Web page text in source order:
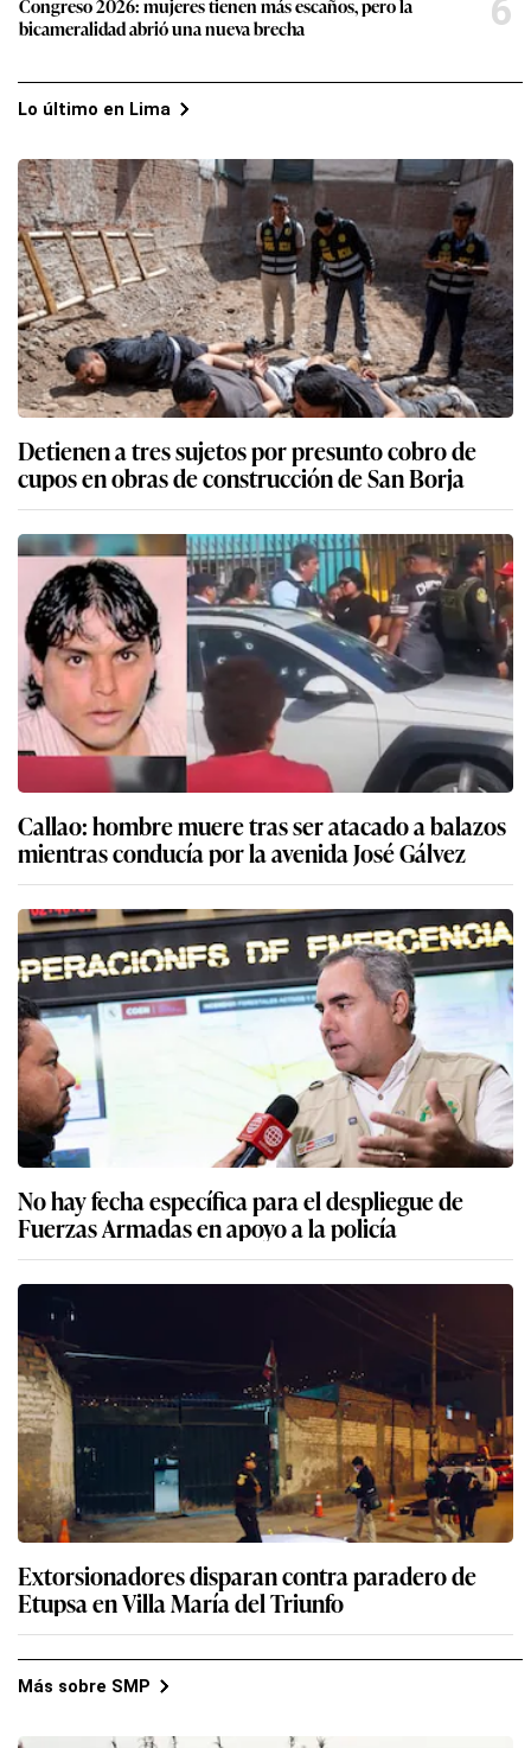
Detienen a tres sujetos por presunto cobro de
cupos en obras de construcción de San Borja
Callao: hombre muere tras ser atacado a balazos
mientras conducía por la avenida José Gálvez
No hay fecha específica para el despliegue de
Fuerzas Armadas en apoyo a la policía
Extorsionadores disparan contra paradero de
Etupsa en Villa María del Triunfo